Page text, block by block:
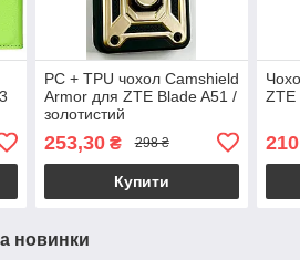
PC + TPU чохол Camshield
Armor для ZTE Blade A51 /
золотистий
253,30₴ 298 ₴
Купити
ZTE
новинки